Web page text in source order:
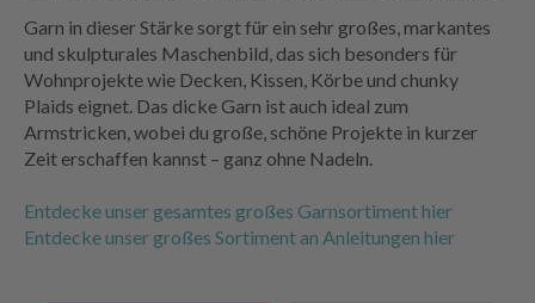
Garn in dieser Stärke sorgt für ein sehr großes, markantes
und skulpturales Maschenbild, das sich besonders für
Wohnprojekte wie Decken, Kissen, Körbe und chunky
Plaids eignet. Das dicke Garn ist auch ideal zum
Armstricken, wobei du große, schöne Projekte in kurzer
Zeit erschaffen kannst – ganz ohne Nadeln.
Entdecke unser gesamtes großes Garnsortiment hier
Entdecke unser großes Sortiment an Anleitungen hier